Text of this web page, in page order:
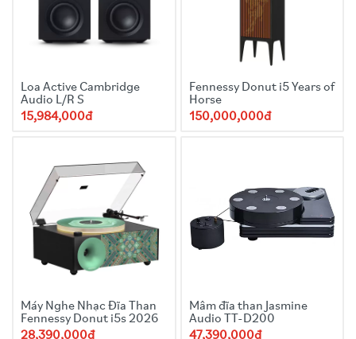
Loa Active Cambridge
Audio L/R S
15,984,000đ
Fennessy Donut i5 Years of
Horse
150,000,000đ
Máy Nghe Nhạc Đĩa Than
Fennessy Donut i5s 2026
28,390,000đ
Mâm đĩa than Jasmine
Audio TT-D200
47,390,000đ